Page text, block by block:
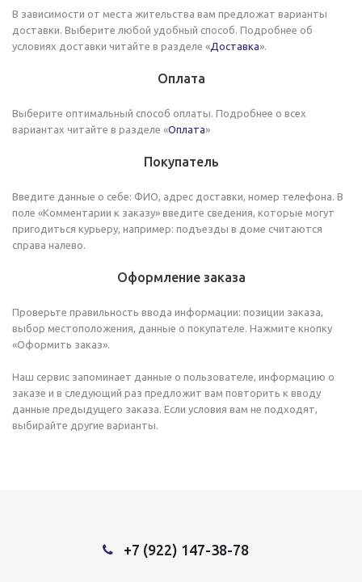
В зависимости от места жительства вам предложат варианты
доставки. Выберите любой удобный способ. Подробнее об
условиях доставки читайте в разделе «Доставка».
Оплата
Выберите оптимальный способ оплаты. Подробнее о всех
вариантах читайте в разделе «Оплата»
Покупатель
Введите данные о себе: ФИО, адрес доставки, номер телефона. В
поле «Комментарии к заказу» введите сведения, которые могут
пригодиться курьеру, например: подъезды в доме считаются
справа налево.
Оформление заказа
Проверьте правильность ввода информации: позиции заказа,
выбор местоположения, данные о покупателе. Нажмите кнопку
«Оформить заказ».
Наш сервис запоминает данные о пользователе, информацию о
заказе и в следующий раз предложит вам повторить к вводу
данные предыдущего заказа. Если условия вам не подходят,
выбирайте другие варианты.
+7 (922) 147-38-78